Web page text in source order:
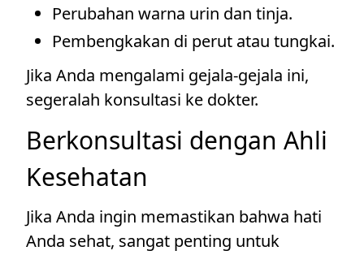
Perubahan warna urin dan tinja.
Pembengkakan di perut atau tungkai.
Jika Anda mengalami gejala-gejala ini,
segeralah konsultasi ke dokter.
Berkonsultasi dengan Ahli
Kesehatan
Jika Anda ingin memastikan bahwa hati
Anda sehat, sangat penting untuk